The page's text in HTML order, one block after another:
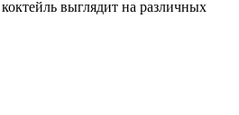
выглядит на различных